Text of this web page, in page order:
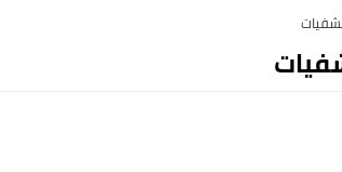
يفتح تحقيقا في اقتحام سبتة وتخوفات من دعوات
عطلته بأمر من الملك أم تحت ضغط إسباني؟ عودة